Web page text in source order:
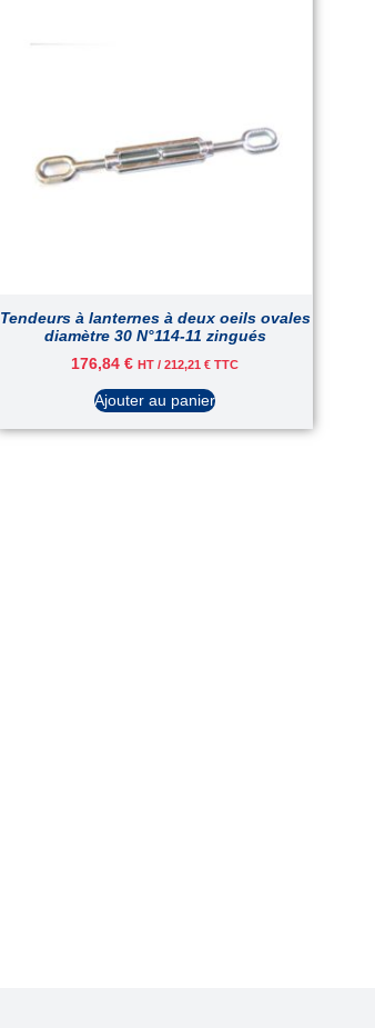
Tendeurs à lanternes à deux oeils ovales
diamètre 30 N°114-11 zingués
176,84€ HT /212,21€ TTC
Ajouter au panier